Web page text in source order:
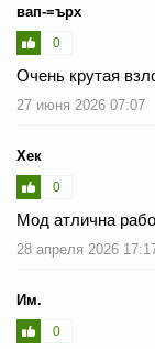
вап-=ърх
0
Очень крутая
27 июня 2026 07:07
Хек
0
Мод атлична
28 апреля 2026
Им.
0